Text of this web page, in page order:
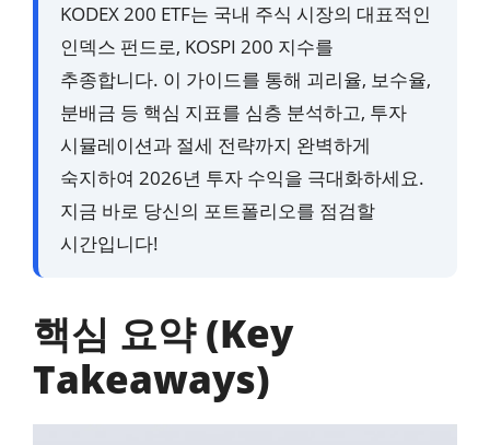
KODEX 200 ETF는 국내 주식 시장의 대표적인
인덱스 펀드로, KOSPI 200 지수를
추종합니다. 이 가이드를 통해 괴리율, 보수율,
분배금 등 핵심 지표를 심층 분석하고, 투자
시뮬레이션과 절세 전략까지 완벽하게
숙지하여 2026년 투자 수익을 극대화하세요.
지금 바로 당신의 포트폴리오를 점검할
시간입니다!
핵심 요약 (Key
Takeaways)